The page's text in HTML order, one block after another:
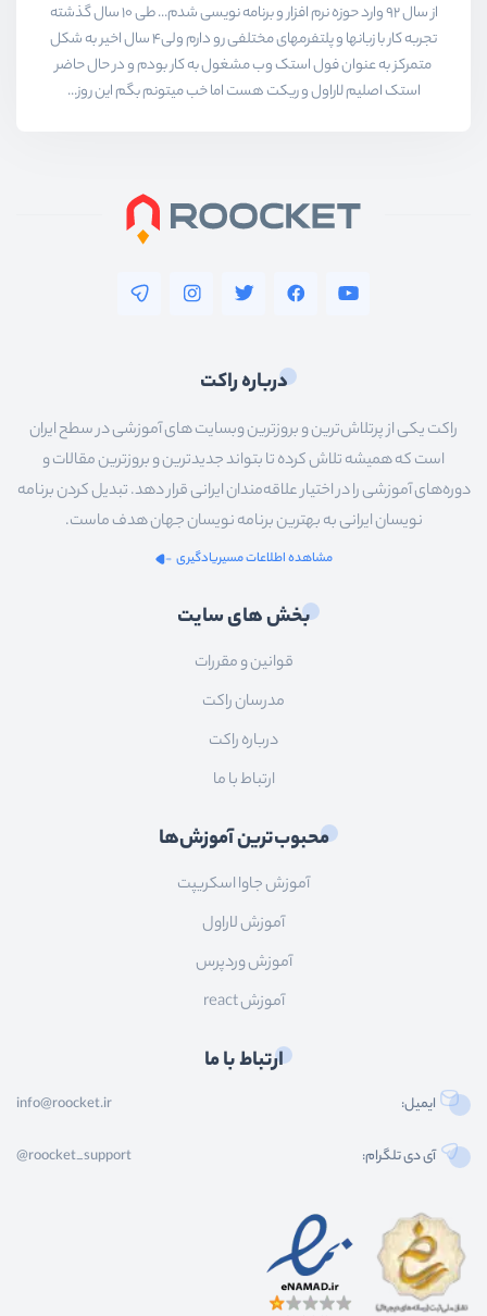
از سال 92 وارد حوزه نرم افزار و برنامه نویسی شدم... طی 10 سال گذشته
تجربه کار با زبانها و پلتفرمهای مختلفی رو دارم ولی4 سال اخیر به شکل
متمرکز به عنوان فول استک وب مشغول به کار بودم و در حال حاضر
استک اصلیم لاراول و ریکت هست اما خب میتونم بگم این روز...
درباره راکت
راکت یکی از پرتلاش‌ترین و بروزترین وبسایت های آموزشی در سطح ایران
است که همیشه تلاش کرده تا بتواند جدیدترین و بروزترین مقالات و
دوره‌های آموزشی را در اختیار علاقه‌مندان ایرانی قرار دهد. تبدیل کردن برنامه
نویسان ایرانی به بهترین برنامه نویسان جهان هدف ماست.
مشاهده اطلاعات مسیریادگیری
بخش های سایت
قوانین و مقررات
مدرسان راکت
درباره راکت
ارتباط با ما
محبوب‌ترین آموزش‌ها
آموزش جاوا اسکریپت
آموزش لاراول
آموزش وردپرس
آموزش react
ارتباط با ما
ایمیل: info@roocket.ir
آی دی تلگرام: @roocket_support